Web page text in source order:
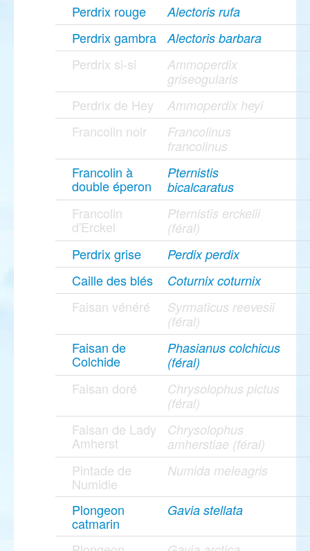
Perdrix rouge Alectoris rufa
Perdrix gambra Alectoris barbara
Perdrix si-si
Ammoperdix
griseogularis
Perdrix de Hey Ammoperdix heyi
Francolin noir
Francolinus
francolinus
Francolin à
double éperon
Pternistis
bicalcaratus
Francolin
d'Erckel
Pternistis erckelii
(féral)
Perdrix grise Perdix perdix
Caille des blés Coturnix coturnix
Faisan vénéré
Syrmaticus reevesii
(féral)
Faisan de
Colchide
Phasianus colchicus
(féral)
Faisan doré
Chrysolophus pictus
(féral)
Faisan de Lady
Amherst
Chrysolophus
amherstiae (féral)
Pintade de
Numidie
Numida meleagris
Plongeon
catmarin
Gavia stellata